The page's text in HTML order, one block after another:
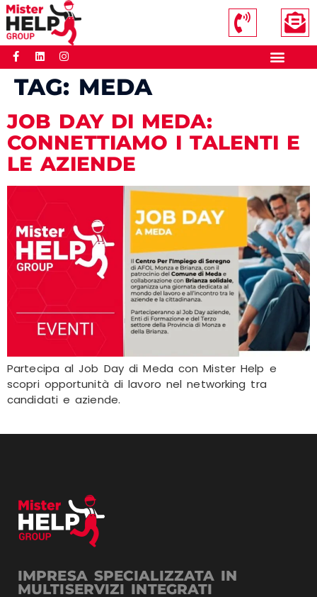
TAG: MEDA
JOB DAY DI MEDA:
CONNETTIAMO I TALENTI E
LE AZIENDE
Partecipa al Job Day di Meda con Mister Help e
scopri opportunità di lavoro nel networking tra
candidati e aziende.
IMPRESA SPECIALIZZATA IN
MULTISERVIZI INTEGRATI